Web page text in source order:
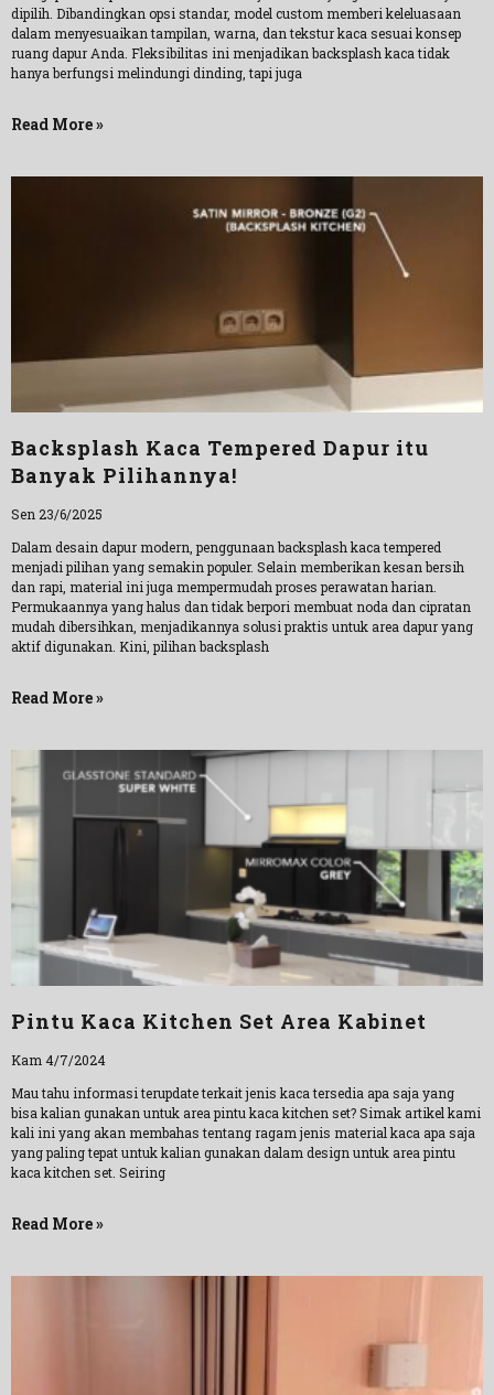
dipilih. Dibandingkan opsi standar, model custom memberi keleluasaan
dalam menyesuaikan tampilan, warna, dan tekstur kaca sesuai konsep
ruang dapur Anda. Fleksibilitas ini menjadikan backsplash kaca tidak
hanya berfungsi melindungi dinding, tapi juga
Read More »
Backsplash Kaca Tempered Dapur itu
Banyak Pilihannya!
Sen 23/6/2025
Dalam desain dapur modern, penggunaan backsplash kaca tempered
menjadi pilihan yang semakin populer. Selain memberikan kesan bersih
dan rapi, material ini juga mempermudah proses perawatan harian.
Permukaannya yang halus dan tidak berpori membuat noda dan cipratan
mudah dibersihkan, menjadikannya solusi praktis untuk area dapur yang
aktif digunakan. Kini, pilihan backsplash
Read More »
Pintu Kaca Kitchen Set Area Kabinet
Kam 4/7/2024
Mau tahu informasi terupdate terkait jenis kaca tersedia apa saja yang
bisa kalian gunakan untuk area pintu kaca kitchen set? Simak artikel kami
kali ini yang akan membahas tentang ragam jenis material kaca apa saja
yang paling tepat untuk kalian gunakan dalam design untuk area pintu
kaca kitchen set. Seiring
Read More »